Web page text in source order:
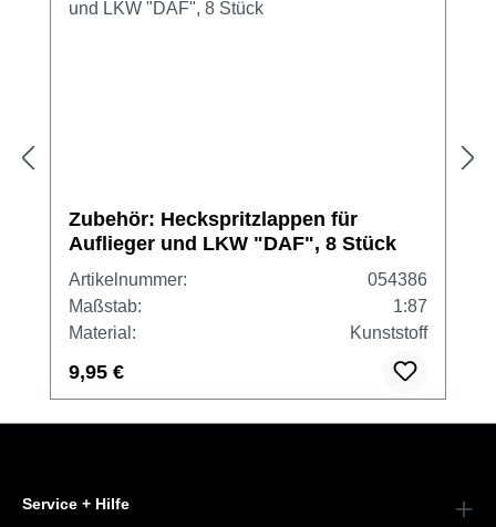
Zubehör: Heckspritzlappen für
Auflieger und LKW "DAF", 8 Stück
Artikelnummer:
054386
Maßstab:
1:87
Material:
Kunststoff
9,95 €
Service + Hilfe